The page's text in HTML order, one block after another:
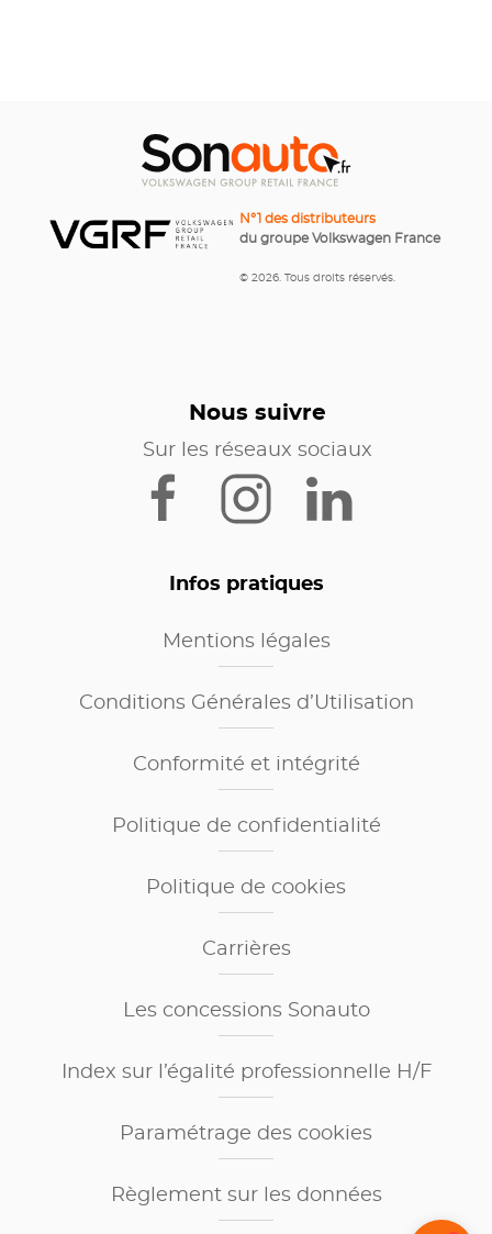
N°1 des distributeurs
du groupe Volkswagen France
© 2026. Tous droits réservés.
Nous suivre
Sur les réseaux sociaux
Infos pratiques
Mentions légales
Conditions Générales d’Utilisation
Conformité et intégrité
Politique de confidentialité
Politique de cookies
Carrières
Les concessions Sonauto
Index sur l’égalité professionnelle H/F
Paramétrage des cookies
Règlement sur les données